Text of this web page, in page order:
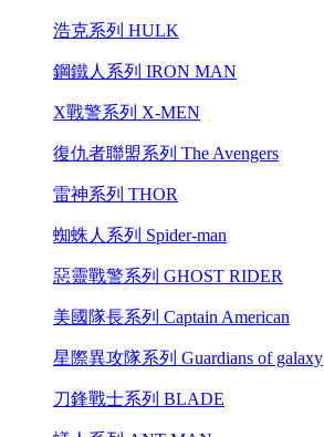
浩克系列 HULK
鋼鐵人系列 IRON MAN
X戰警系列 X-MEN
復仇者聯盟系列 The Avengers
雷神系列 THOR
蜘蛛人系列 Spider-man
惡靈戰警系列 GHOST RIDER
美國隊長系列 Captain American
星際異攻隊系列 Guardians of galaxy
刀鋒戰士系列 BLADE